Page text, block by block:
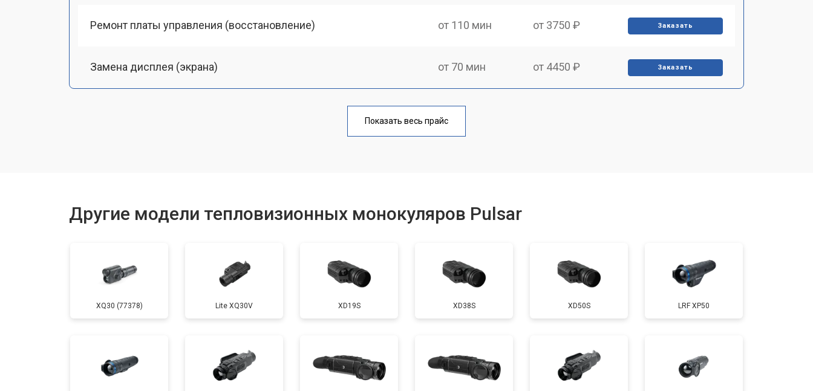
Ремонт платы управления (восстановление) от 110 мин от 3750 ₽ Заказать
Замена дисплея (экрана) от 70 мин от 4450 ₽ Заказать
от 80 мин
Показать весь прайс
Другие модели тепловизионных монокуляров Pulsar
XQ30 (77378) Lite XQ30V XD19S XD38S XD50S LRF XP50